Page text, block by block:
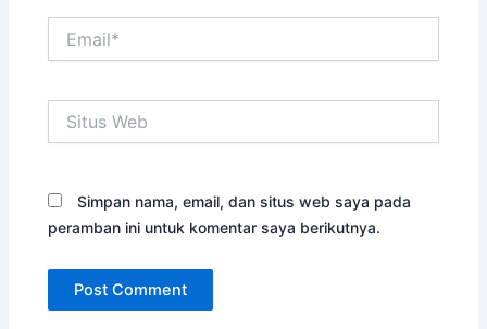
Web
Simpan nama, email, dan situs web saya pada
peramban ini untuk komentar saya berikutnya.